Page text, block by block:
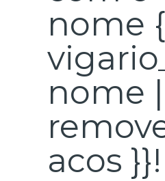
nome
nome |
acos }}!